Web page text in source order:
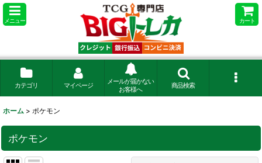
メニュー カート
カテゴリ マイページ
メールが届かない
お客様へ
商品検索
ホーム > ポケモン
ポケモン